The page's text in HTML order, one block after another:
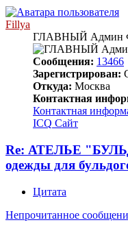
Fillya
ГЛАВНЫЙ Админ
Сообщения: 13466
Зарегистрирован:
Откуда: Москва
Контактная
Контактная
ICQ Сайт
Re: АТЕЛЬЕ
одежды для
Цитата
Непрочитанное